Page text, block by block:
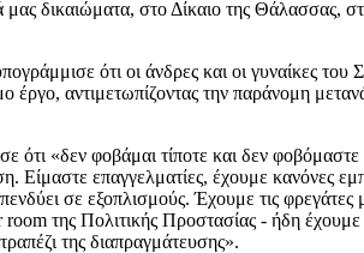
δικαιώματα, στο Δίκαιο της Θάλασσας,
ότι οι άνδρες και οι γυναίκες του
έργο, αντιμετωπίζοντας την παράνομη
«δεν φοβάμαι τίποτε και δεν φοβόμαστε
επαγγελματίες, έχουμε κανόνες
σε εξοπλισμούς. Έχουμε τις
της Πολιτικής Προστασίας - ήδη
της διαπραγμάτευσης».